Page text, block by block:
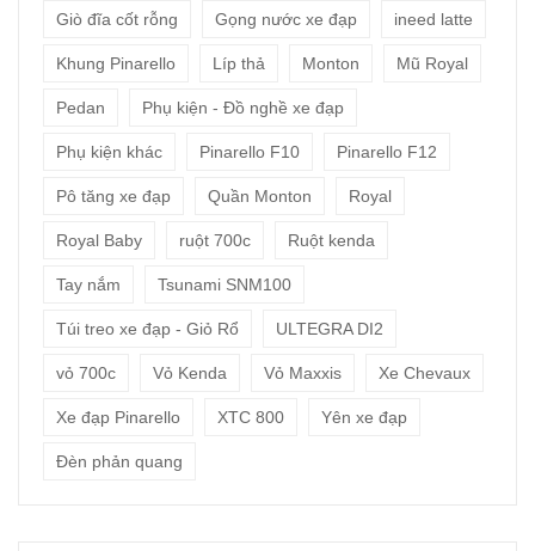
Giò đĩa cốt rỗng Gọng nước xe đạp ineed latte
Khung Pinarello Líp thả Monton Mũ Royal
Pedan Phụ kiện - Đồ nghề xe đạp
Phụ kiện khác Pinarello F10 Pinarello F12
Pô tăng xe đạp Quần Monton Royal
Royal Baby ruột 700c Ruột kenda
Tay nắm Tsunami SNM100
Túi treo xe đạp - Giỏ Rổ ULTEGRA DI2
vỏ 700c Vỏ Kenda Vỏ Maxxis Xe Chevaux
Xe đạp Pinarello XTC 800 Yên xe đạp
Đèn phản quang